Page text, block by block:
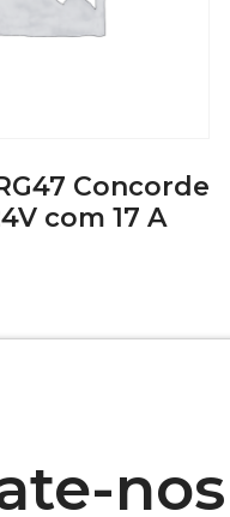
Concorde
com 17 A
nos